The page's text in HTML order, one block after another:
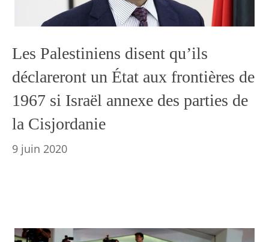
Les Palestiniens disent qu’ils
déclareront un État aux frontières de
1967 si Israël annexe des parties de
la Cisjordanie
9 juin 2020